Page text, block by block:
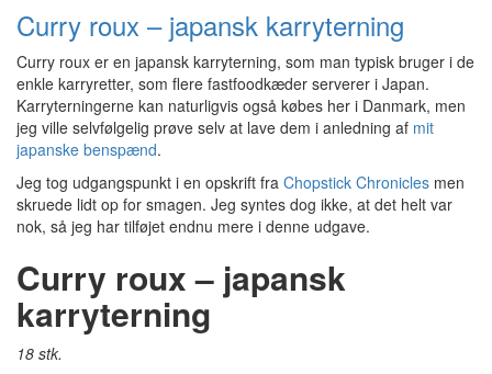
Curry roux – japansk karryterning
Curry roux er en japansk karryterning, som man typisk bruger i de
enkle karryretter, som flere fastfoodkæder serverer i Japan.
Karryterningerne kan naturligvis også købes her i Danmark, men
jeg ville selvfølgelig prøve selv at lave dem i anledning af mit
japanske benspænd.
Jeg tog udgangspunkt i en opskrift fra Chopstick Chronicles men
skruede lidt op for smagen. Jeg syntes dog ikke, at det helt var
nok, så jeg har tilføjet endnu mere i denne udgave.
Curry roux – japansk
karryterning
18 stk.